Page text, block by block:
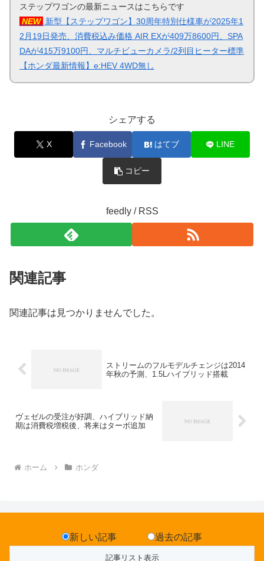
ステップワゴンの最新ニュースはこちらです
NEW 新型【ステップワゴン】30周年特別仕様車が2025年1
2月19日発売、消費税込み価格 AIR EXが409万8600円、SPA
DAが415万9100円、マルチビューカメラ/2列目ヒーター標準
【ホンダ最新情報】e:HEV 4WD無し
シェアする
X Facebook はてブ LINE
コピー
feedly / RSS
関連記事
関連記事は見つかりませんでした。
ストリームのフルモデルチェンジは2014
年秋の予測、1.5Lハイブリッド搭載
ヴェゼルの受注が好調、ハイブリッド納
期は消費税増税後、将来はターボ追加
ホーム ホンダ
新しい記事 過去の記事